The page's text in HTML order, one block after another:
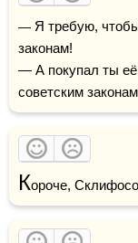
— Я требую, чтобы меня судили по нашим, советским,
законам!
— А покупал ты её
советским
Короче,